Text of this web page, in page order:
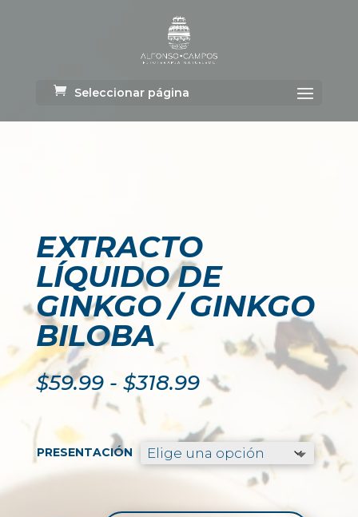
Seleccionar página
EXTRACTO
LÍQUIDO DE
GINKGO / GINKGO
BILOBA
$59.99 - $318.99Rango
de
precios:
desde
$59.99
hasta
$318.99
PRESENTACIÓN